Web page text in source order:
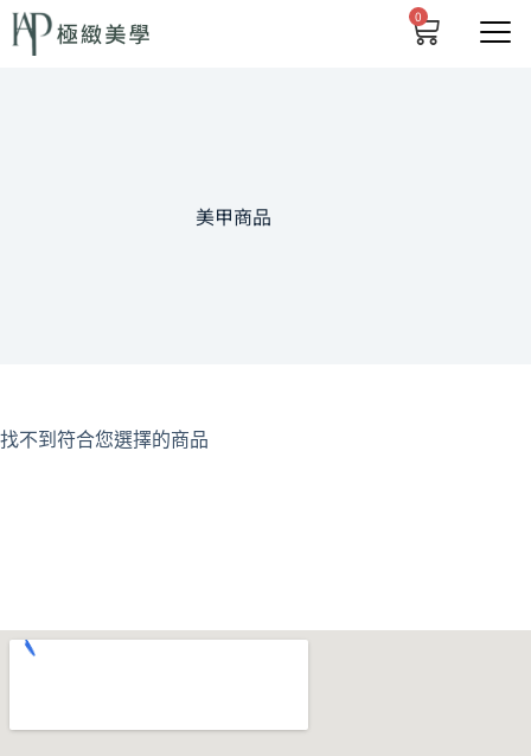
0
美甲商品
找不到符合您選擇的商品